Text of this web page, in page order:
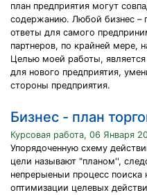
план предприятия могут
содержанию. Любой бизнес –
ответы для самого
партнеров, по крайней мере,
Целью моей работы, является
для нового предприятия,
стороны предприятия.
Бизнес - план
Курсовая работа, 06 Января
Упорядоченную схему
цели называют "планом'',
непрерыеныи процесс поиска
оптимизации целевых